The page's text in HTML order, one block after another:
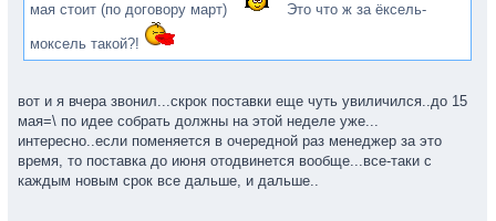
мая стоит (по договору март) Это что ж за ёксель-
моксель такой?!
вот и я вчера звонил...скрок поставки еще чуть увиличился..до 15
мая=\ по идее собрать должны на этой неделе уже...
интересно..если поменяется в очередной раз менеджер за это
время, то поставка до июня отодвинется вообще...все-таки с
каждым новым срок все дальше, и дальше..